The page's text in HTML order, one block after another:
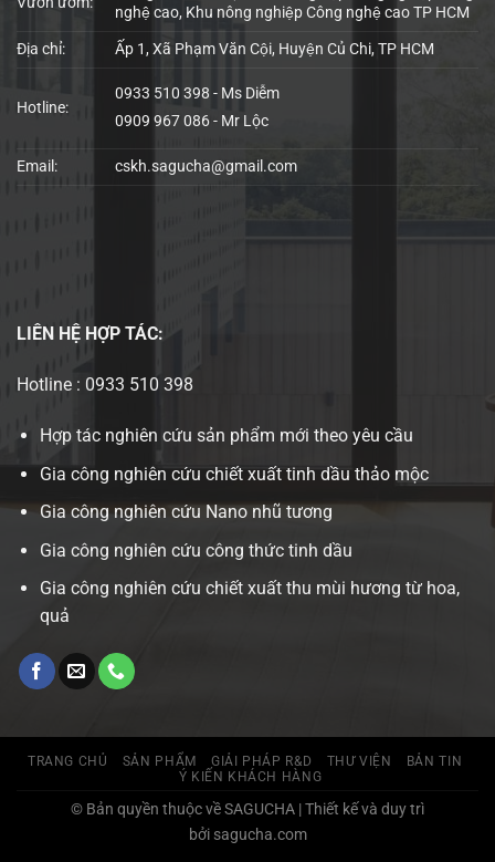
nghệ cao, Khu nông nghiệp Công nghệ cao TP HCM
Địa chỉ: Ấp 1, Xã Phạm Văn Cội, Huyện Củ Chi, TP HCM
Hotline:
0933 510 398 - Ms Diễm
0909 967 086 - Mr Lộc
Email: cskh.sagucha@gmail.com
LIÊN HỆ HỢP TÁC:
Hotline : 0933 510 398
Hợp tác nghiên cứu sản phẩm mới theo yêu cầu
Gia công nghiên cứu chiết xuất tinh dầu thảo mộc
Gia công nghiên cứu Nano nhũ tương
Gia công nghiên cứu công thức tinh dầu
Gia công nghiên cứu chiết xuất thu mùi hương từ hoa,
quả
TRANG CHỦ SẢN PHẨM GIẢI PHÁP R&D THƯ VIỆN
BẢN TIN
Ý KIẾN KHÁCH HÀNG
© Bản quyền thuộc về SAGUCHA | Thiết kế và duy trì
bởi sagucha.com